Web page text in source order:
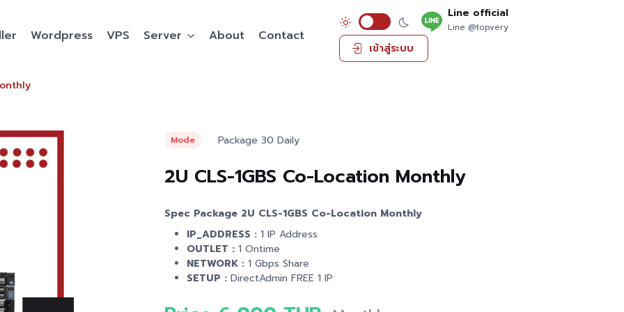
Line official
Line @topvery
เข้าสู่ระบบ
Wordpress VPS Server About Contact
Mode Package 30 Daily
2U CLS-1GBS Co-Location Monthly
Spec Package 2U CLS-1GBS Co-Location Monthly
IP_ADDRESS : 1 IP Address
OUTLET : 1 Ontime
NETWORK : 1 Gbps Share
SETUP : DirectAdmin FREE 1 IP